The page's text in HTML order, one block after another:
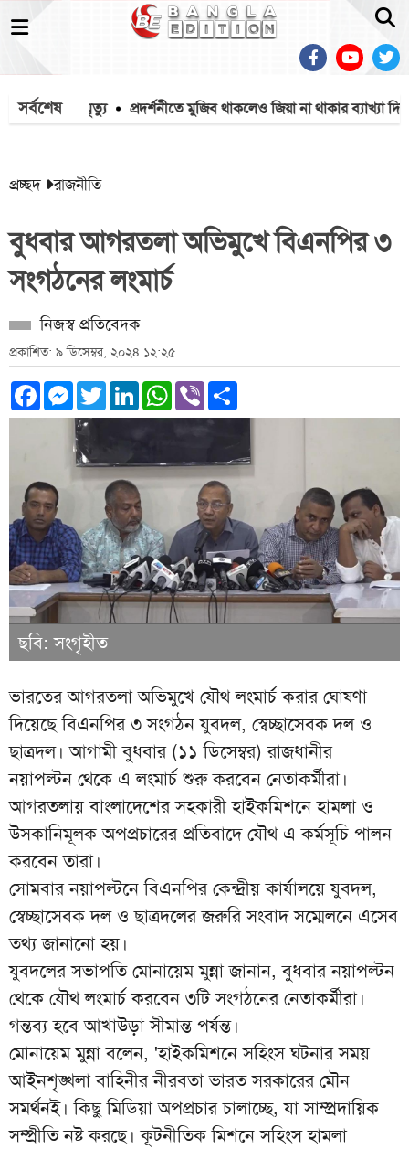
সর্বশেষ
১৫৭১২ মৃত্যু প্রদর্শনীতে মুজিব থাকলেও জিয়া না থাকার ব্যাখ্যা
প্রচ্ছদ রাজনীতি
বুধবার আগরতলা অভিমুখে বিএনপির ৩
সংগঠনের লংমার্চ
নিজস্ব প্রতিবেদক
প্রকাশিত: ৯ ডিসেম্বর, ২০২৪ ১২:২৫
Facebook
Messenger
TwitterLinkedInWhatsApp
Viber
ছবি: সংগৃহীত
ভারতের আগরতলা অভিমুখে যৌথ লংমার্চ করার ঘোষণা
দিয়েছে বিএনপির ৩ সংগঠন যুবদল, স্বেচ্ছাসেবক দল ও
ছাত্রদল। আগামী বুধবার (১১ ডিসেম্বর) রাজধানীর
নয়াপল্টন থেকে এ লংমার্চ শুরু করবেন নেতাকর্মীরা।
আগরতলায় বাংলাদেশের সহকারী হাইকমিশনে হামলা ও
উসকানিমূলক অপপ্রচারের প্রতিবাদে যৌথ এ কর্মসূচি পালন
করবেন তারা।
সোমবার নয়াপল্টনে বিএনপির কেন্দ্রীয় কার্যালয়ে যুবদল,
স্বেচ্ছাসেবক দল ও ছাত্রদলের জরুরি সংবাদ সম্মেলনে এসেব
তথ্য জানানো হয়।
যুবদলের সভাপতি মোনায়েম মুন্না জানান, বুধবার নয়াপল্টন
থেকে যৌথ লংমার্চ করবেন ৩টি সংগঠনের নেতাকর্মীরা।
গন্তব্য হবে আখাউড়া সীমান্ত পর্যন্ত।
মোনায়েম মুন্না বলেন, 'হাইকমিশনে সহিংস ঘটনার সময়
আইনশৃঙ্খলা বাহিনীর নীরবতা ভারত সরকারের মৌন
সমর্থনই। কিছু মিডিয়া অপপ্রচার চালাচ্ছে, যা সাম্প্রদায়িক
সম্প্রীতি নষ্ট করছে। কূটনীতিক মিশনে সহিংস হামলা